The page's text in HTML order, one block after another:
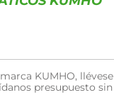
KUMHO, llévese
presupuesto sin